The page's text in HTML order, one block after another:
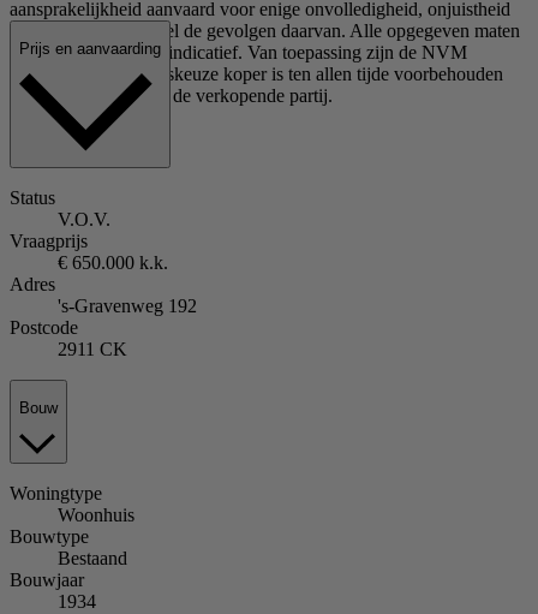
aansprakelijkheid aanvaard voor enige onvolledigheid, onjuistheid
of anderszins, dan wel de gevolgen daarvan. Alle opgegeven maten
en oppervlakten zijn indicatief. Van toepassing zijn de NVM
voorwaarden. Notariskeuze koper is ten allen tijde voorbehouden
aan goedkeuring van de verkopende partij.
Prijs en aanvaarding
Status
V.O.V.
Vraagprijs
€ 650.000 k.k.
Adres
's-Gravenweg 192
Postcode
2911 CK
Bouw
Woningtype
Woonhuis
Bouwtype
Bestaand
Bouwjaar
1934